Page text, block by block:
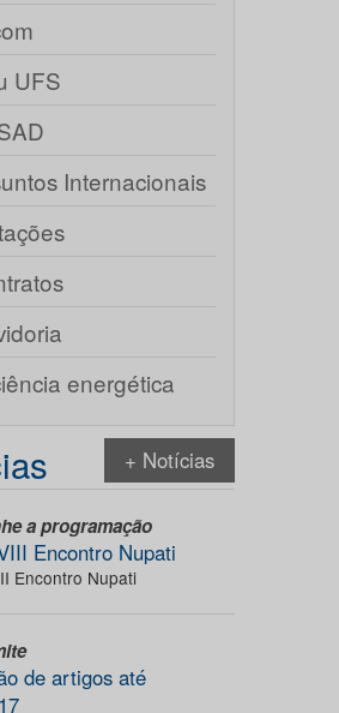
UFS
Internacionais
energética
+ Notícias
a programação
Encontro Nupati
Encontro Nupati
de artigos até